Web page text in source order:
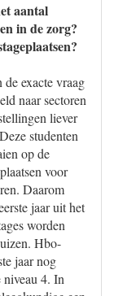
aantal
in de zorg?
de exacte vraag
naar sectoren
liever
studenten
op de
voor
Daarom
jaar uit het
worden
Hbo-
jaar nog
4. In